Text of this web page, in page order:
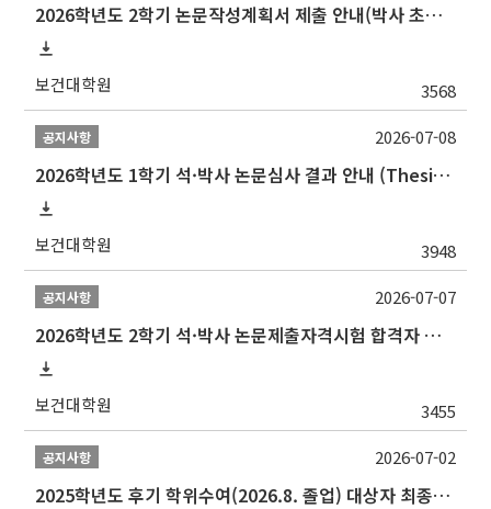
2026학년도 2학기 논문작성계획서 제출 안내(박사 초심 일정 포함)_Thesis Proposal
보건대학원 3568
공지사항
2026학년도 1학기 석·박사 논문심사 결과 안내 (Thesis Defense Result)
보건대학원 3948
2026-07-08
공지사항
2026학년도 2학기 석·박사 논문제출자격시험 합격자 공고(TSQ Exam Result)
보건대학원 3455
2026-07-07
공지사항
2025학년도 후기 학위수여(2026.8. 졸업) 대상자 최종인준 논문 제출 안내
2026-07-02